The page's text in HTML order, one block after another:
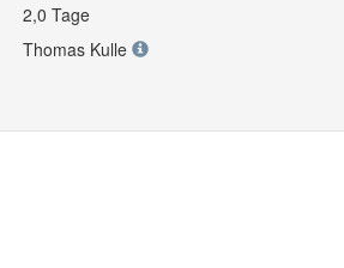
2,0 Tage
Thomas Kulle